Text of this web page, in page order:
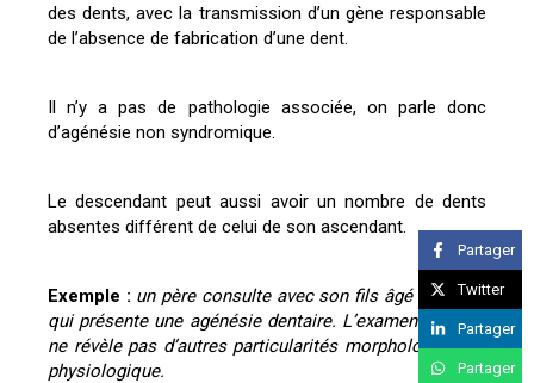
des dents, avec la transmission d’un gène responsable
de l’absence de fabrication d’une dent.
Il n’y a pas de pathologie associée, on parle donc
d’agénésie non syndromique.
Le descendant peut aussi avoir un nombre de dents
absentes différent de celui de son ascendant.
Exemple : un père consulte avec son fils âgé de 6 ans
qui présente une agénésie dentaire. L’examen clinique
ne révèle pas d’autres particularités morphologique ni
physiologique.
Partager
Twitter
Partager
Partager